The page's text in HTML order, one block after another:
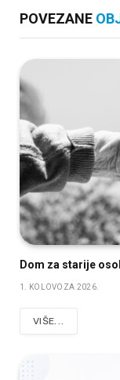
POVEZANE
Dom za starije
1. KOLOVOZA 2026.
VIŠE...